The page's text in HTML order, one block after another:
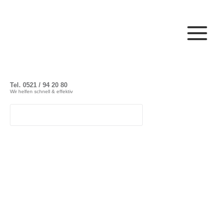
Tel. 0521 / 94 20 80
Wir helfen schnell & effektiv